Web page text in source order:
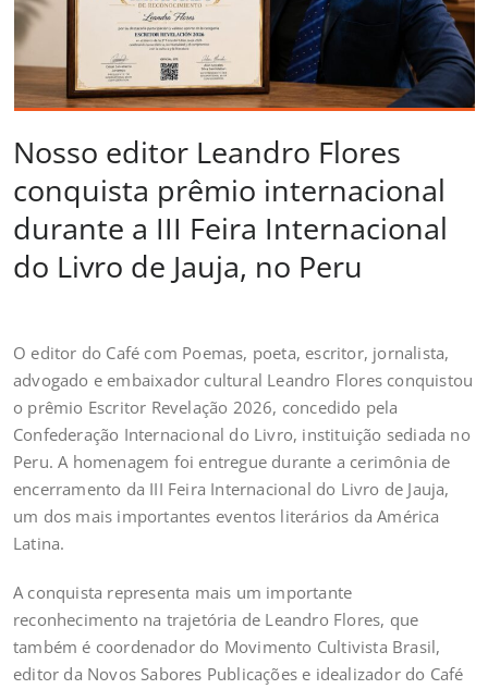
Nosso editor Leandro Flores
conquista prêmio internacional
durante a III Feira Internacional
do Livro de Jauja, no Peru
O editor do Café com Poemas, poeta, escritor, jornalista,
advogado e embaixador cultural Leandro Flores conquistou
o prêmio Escritor Revelação 2026, concedido pela
Confederação Internacional do Livro, instituição sediada no
Peru. A homenagem foi entregue durante a cerimônia de
encerramento da III Feira Internacional do Livro de Jauja,
um dos mais importantes eventos literários da América
Latina.
A conquista representa mais um importante
reconhecimento na trajetória de Leandro Flores, que
também é coordenador do Movimento Cultivista Brasil,
editor da Novos Sabores Publicações e idealizador do Café